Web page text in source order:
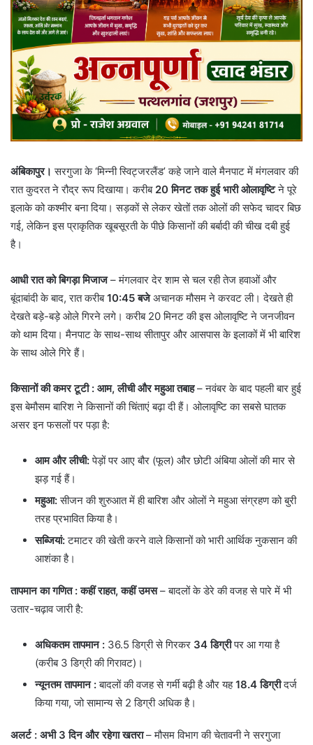
अंबिकापुर। सरगुजा के ‘मिन्नी स्विट्जरलैंड’ कहे जाने वाले मैनपाट में मंगलवार की
रात कुदरत ने रौद्र रूप दिखाया। करीब 20 मिनट तक हुई भारी ओलावृष्टिने पूरे
इलाके को कश्मीर बना दिया। सड़कों से लेकर खेतों तक ओलों की सफेद चादर बिछ
गई, लेकिन इस प्राकृतिक खूबसूरती के पीछे किसानों की बर्बादी की चीख दबी हुई
है।
आधी रात को बिगड़ा मिजाज– मंगलवार देर शाम से चल रही तेज हवाओं और
बूंदाबांदी के बाद, रात करीब10:45 बजेअचानक मौसम ने करवट ली। देखते ही
देखते बड़े-बड़े ओले गिरने लगे। करीब 20 मिनट की इस ओलावृष्टि ने जनजीवन
को थाम दिया। मैनपाट के साथ-साथ सीतापुर और आसपास के इलाकों में भी बारिश
के साथ ओले गिरे हैं।
किसानों की कमर टूटी : आम, लीची और महुआ तबाह– नवंबर के बाद पहली बार हुई
इस बेमौसम बारिश ने किसानों की चिंताएं बढ़ा दी हैं। ओलावृष्टि का सबसे घातक
असर इन फसलों पर पड़ा है:
आम और लीची:पेड़ों पर आए बौर (फूल) और छोटी अंबिया ओलों की मार से
झड़ गई हैं।
महुआ:सीजन की शुरुआत में ही बारिश और ओलों ने महुआ संग्रहण को बुरी
तरह प्रभावित किया है।
सब्जियां:टमाटर की खेती करने वाले किसानों को भारी आर्थिक नुकसान की
आशंका है।
तापमान का गणित : कहीं राहत, कहीं उमस– बादलों के डेरे की वजह से पारे में भी
उतार-चढ़ाव जारी है:
अधिकतम तापमान : 36.5 डिग्री से गिरकर 34 डिग्रीपर आ गया है
(करीब 3 डिग्री की गिरावट)।
न्यूनतम तापमान :बादलों की वजह से गर्मी बढ़ी है और यह18.4 डिग्रीदर्ज
किया गया, जो सामान्य से 2 डिग्री अधिक है।
अलर्ट : अभी 3 दिन और रहेगा खतरा– मौसम विभाग की चेतावनी ने सरगुजा